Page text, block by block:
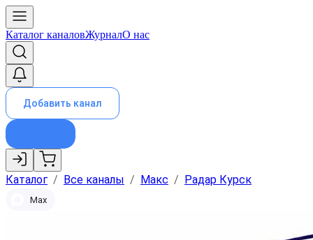
Каталог каналовЖурналО нас
Добавить канал
Каталог / Все каналы / Макс / Радар Курск
Max